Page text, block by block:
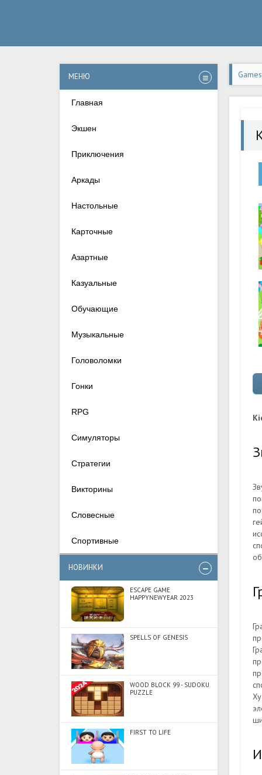
МЕНЮ
Главная
Экшен
Приключения
Аркады
Настольные
Карточные
Азартные
Казуальные
Обучающие
Музыкальные
Головоломки
Гонки
RPG
Симуляторы
Стратегии
Викторины
Словесные
Спортивные
НОВИНКИ
ESCAPE GAME
HAPPYNEWYEAR 2023
SPELLS OF GENESIS
WOOD BLOCK 99 - SUDOKU
PUZZLE
FIRST TO LIFE